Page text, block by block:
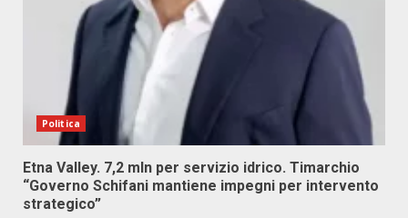
Politica
Etna Valley. 7,2 mln per servizio idrico. Timarchio
“Governo Schifani mantiene impegni per intervento
strategico”